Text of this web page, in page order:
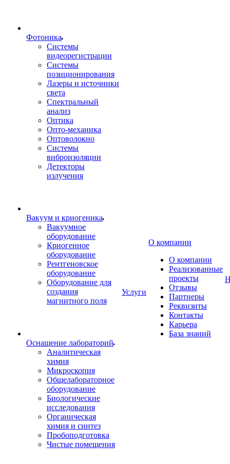
Фотоника
Cистемы
видеорегистрации
Системы
позиционирования
Лазеры и источники
света
Спектральный
анализ
Оптика
Опто-механика
Оптоволокно
Системы
виброизоляции
Детекторы
излучения
Вакуум и криогеника
Вакуумное
оборудование
Криогенное
оборудование
Рентгеновское
оборудование
Оборудование для
создания
магнитного поля
Оснащение лабораторий
Аналитическая
химия
Микроскопия
Общелабораторное
оборудование
Биологические
исследования
Органическая
химия и синтез
Пробоподготовка
Чистые помещения
Услуги
О компании
О компании
Реализованные
проекты
Отзывы
Партнеры
Реквизиты
Контакты
Карьера
База знаний